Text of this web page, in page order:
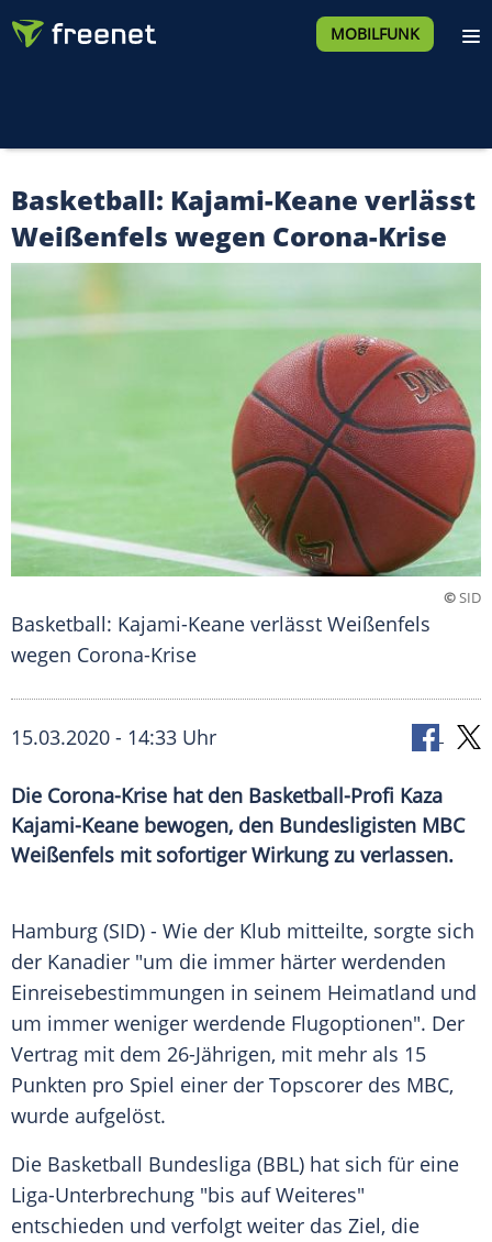
MOBILFUNK
Basketball: Kajami-Keane verlässt
Weißenfels wegen Corona-Krise
©SID
Basketball: Kajami-Keane verlässt Weißenfels
wegen Corona-Krise
15.03.2020 - 14:33 Uhr
Die Corona-Krise hat den Basketball-Profi Kaza
Kajami-Keane bewogen, den Bundesligisten MBC
Weißenfels mit sofortiger Wirkung zu verlassen.
Hamburg (SID) - Wie der Klub mitteilte, sorgte sich
der Kanadier "um die immer härter werdenden
Einreisebestimmungen in seinem Heimatland und
um immer weniger werdende Flugoptionen". Der
Vertrag mit dem 26-Jährigen, mit mehr als 15
Punkten pro Spiel einer der Topscorer des MBC,
wurde aufgelöst.
Die Basketball Bundesliga (BBL) hat sich für eine
Liga-Unterbrechung "bis auf Weiteres"
entschieden und verfolgt weiter das Ziel, die